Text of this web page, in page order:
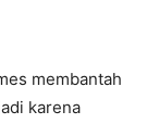
membantah
karena